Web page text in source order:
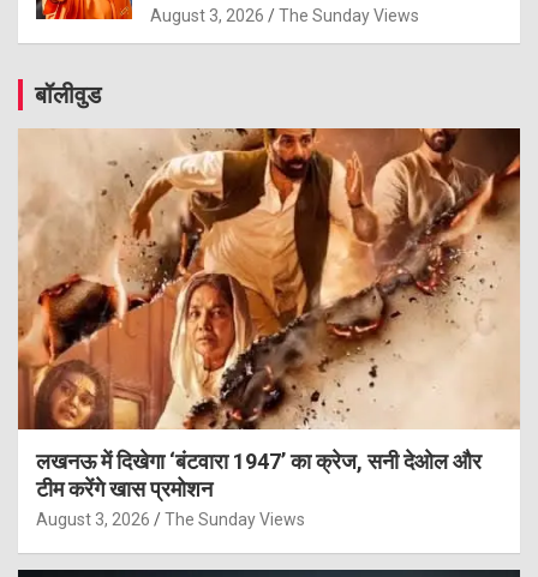
August 3, 2026 The Sunday Views
बॉलीवुड
लखनऊ में दिखेगा ‘बंटवारा 1947’ का क्रेज, सनी देओल और
टीम करेंगे खास प्रमोशन
August 3, 2026 The Sunday Views